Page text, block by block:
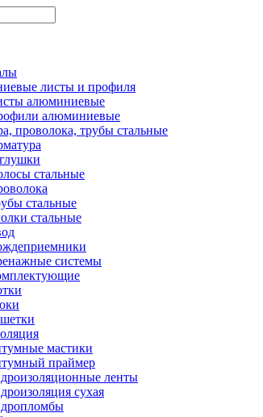
листы и профиля
алюминиевые
алюминиевые
проволока, трубы стальные
стальные
стальные
стальные
системы
мастики
праймер
ленты
сухая